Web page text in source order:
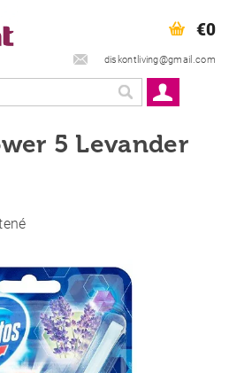
diskontliving@gmail.com
€0
5 Levander